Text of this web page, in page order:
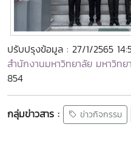
ปรับปรุงข้อมูล : 27/1/2565
สำนักงานมหาวิทยาลัย มหาวิทย
854
กลุ่มข่าวสาร : ข่าวกิจกรรม